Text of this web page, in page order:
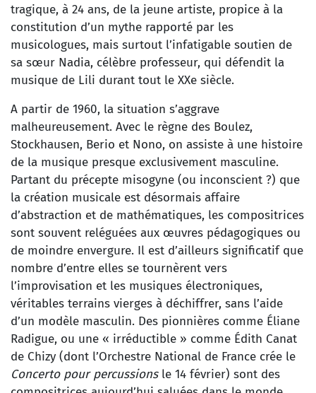
tragique, à 24 ans, de la jeune artiste, propice à la
constitution d’un mythe rapporté par les
musicologues, mais surtout l’infatigable soutien de
sa sœur Nadia, célèbre professeur, qui défendit la
musique de Lili durant tout le XXe siècle.
A partir de 1960, la situation s’aggrave
malheureusement. Avec le règne des Boulez,
Stockhausen, Berio et Nono, on assiste à une histoire
de la musique presque exclusivement masculine.
Partant du précepte misogyne (ou inconscient ?) que
la création musicale est désormais affaire
d’abstraction et de mathématiques, les compositrices
sont souvent reléguées aux œuvres pédagogiques ou
de moindre envergure. Il est d’ailleurs significatif que
nombre d’entre elles se tournèrent vers
l’improvisation et les musiques électroniques,
véritables terrains vierges à déchiffrer, sans l’aide
d’un modèle masculin. Des pionnières comme Éliane
Radigue, ou une « irréductible » comme Édith Canat
de Chizy (dont l’Orchestre National de France crée le
Concerto pour percussionsle 14 février) sont des